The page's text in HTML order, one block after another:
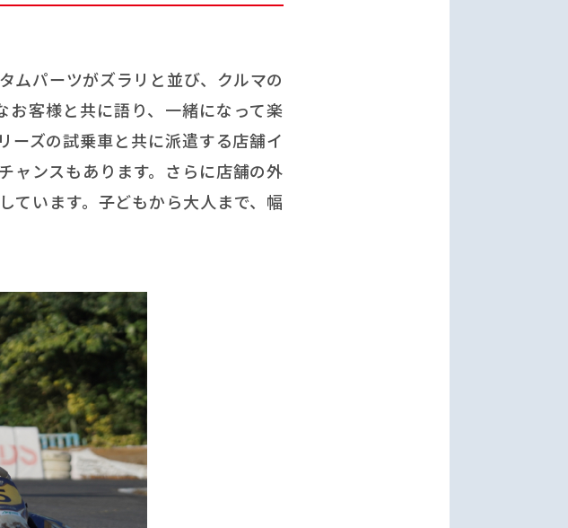
ムパーツがズラリと並び、クルマの
お客様と共に語り、一緒になって楽
ーズの試乗車と共に派遣する店舗イ
ャンスもあります。さらに店舗の外
ています。子どもから大人まで、幅